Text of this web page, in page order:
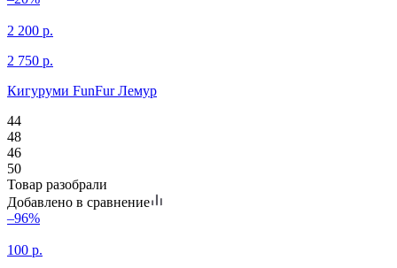
2 200 р.
2 750 р.
Кигуруми FunFur Лемур
44
48
46
50
Товар разобрали
Добавлено в сравнение
–96%
100 р.